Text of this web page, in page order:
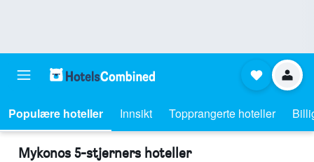
Populære hoteller Innsikt Topprangerte hoteller
Mykonos 5-stjerners hoteller